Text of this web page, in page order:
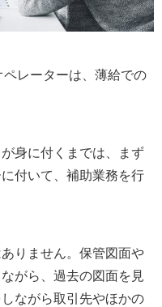
レーターは、薄給での
身に付くまでは、まず
付いて、補助業務を行
りません。保管図面や
がら、過去の図面を見
ながら取引先やほかの